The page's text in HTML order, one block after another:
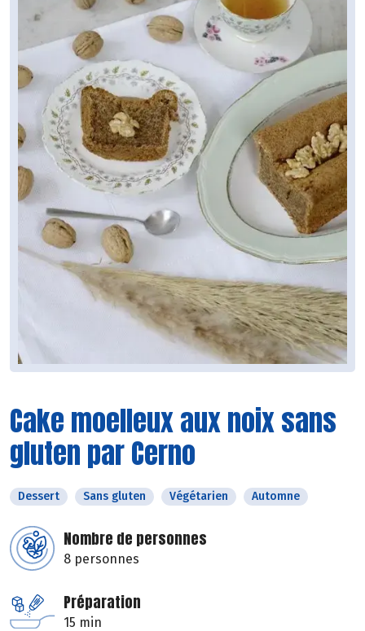
Cake moelleux aux noix sans
gluten par Cerno
Dessert Sans gluten Végétarien Automne
Nombre de personnes
8 personnes
Préparation
15 min